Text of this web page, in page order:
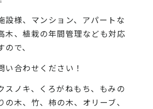
設様、マンション、アパートな
木、植栽の年間管理なども対応
で、
い合わせください！
スノキ、くろがねもち、もみの
の木、竹、柿の木、オリーブ、